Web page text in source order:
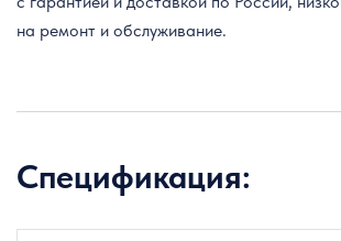
на ремонт и обслуживание.
Спецификация: